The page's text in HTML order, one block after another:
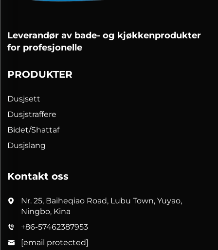
Leverandør av bade- og kjøkkenprodukter
for profesjonelle
PRODUKTER
Dusjsett
Dusjstraffere
Bidet/Shattaf
Dusjslang
Kontakt oss
Nr. 25, Baiheqiao Road, Lubu Town, Yuyao,
Ningbo, Kina
+86-57462387953
[email protected]